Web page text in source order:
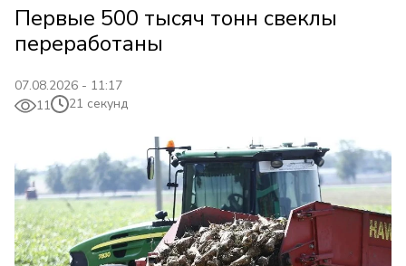
Первые 500 тысяч тонн свеклы
переработаны
07.08.2026 - 11:17
11
21 секунд